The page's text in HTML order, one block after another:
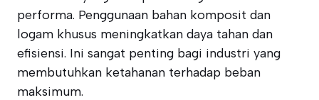
performa. Penggunaan bahan komposit dan
logam khusus meningkatkan daya tahan dan
efisiensi. Ini sangat penting bagi industri yang
membutuhkan ketahanan terhadap beban
maksimum.